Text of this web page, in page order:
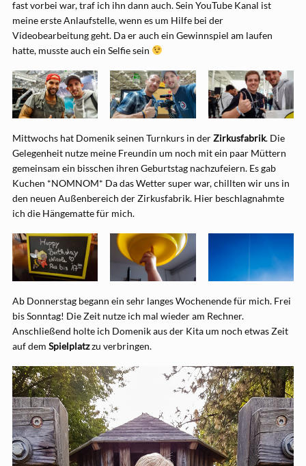
fast vorbei war, traf ich ihn dann auch. Sein YouTube Kanal ist
meine erste Anlaufstelle, wenn es um Hilfe bei der
Videobearbeitung geht. Da er auch ein Gewinnspiel am laufen
hatte, musste auch ein Selfie sein
Mittwochs hat Domenik seinen Turnkurs in derZirkusfabrik. Die
Gelegenheit nutze meine Freundin um noch mit ein paar Müttern
gemeinsam ein bisschen ihren Geburtstag nachzufeiern. Es gab
Kuchen *NOMNOM* Da das Wetter super war, chillten wir uns in
den neuen Außenbereich der Zirkusfabrik. Hier beschlagnahmte
ich die Hängematte für mich.
Ab Donnerstag begann ein sehr langes Wochenende für mich. Frei
bis Sonntag! Die Zeit nutze ich mal wieder am Rechner.
Anschließend holte ich Domenik aus der Kita um noch etwas Zeit
auf dem Spielplatzzu verbringen.